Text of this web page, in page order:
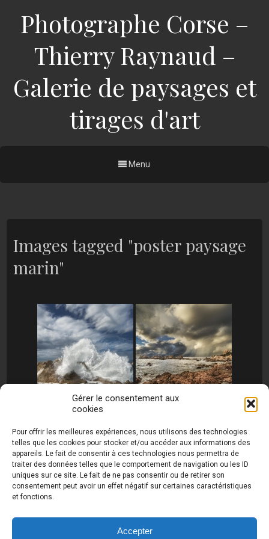
Gérer le consentement aux
cookies
Pour offrir les meilleures expériences, nous utilisons des technologies
telles que les cookies pour stocker et/ou accéder aux informations des
appareils. Le fait de consentir à ces technologies nous permettra de
traiter des données telles que le comportement de navigation ou les ID
uniques sur ce site. Le fait de ne pas consentir ou de retirer son
consentement peut avoir un effet négatif sur certaines caractéristiques
et fonctions.
Accepter
Photographe Corse –
Thierry Raynaud –
Galerie de paysages et
tirages d'art
Menu
Images tagged "poster paysage
marin"
raynaud.com ©
Toutes les photos de ce site sont